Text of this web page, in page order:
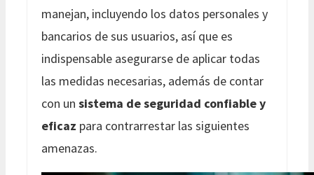
manejan, incluyendo los datos personales y
bancarios de sus usuarios, así que es
indispensable asegurarse de aplicar todas
las medidas necesarias, además de contar
con un sistema de seguridad confiable y
eficaz para contrarrestar las siguientes
amenazas.